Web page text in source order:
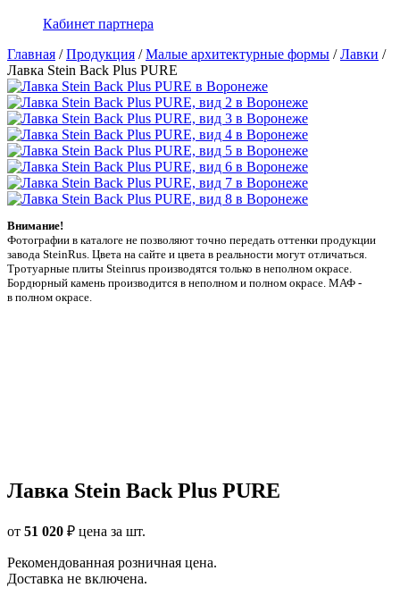
Кабинет партнера
Главная /Продукция /Малые архитектурные формы /Лавки /
Лавка Stein Back Plus PURE
Внимание!
Фотографии в каталоге не позволяют точно передать оттенки продукции
заводa SteinRus. Цвета на сайте и цвета в реальности могут отличаться.
Тротуарные плиты Steinrus производятся только в неполном окрасе.
Бордюрный камень производится в неполном и полном окрасе. МАФ -
в полном окрасе.
Лавка Stein Back Plus PURE
от 51 020 ₽ цена за шт.
Рекомендованная розничная цена.
Доставка не включена.